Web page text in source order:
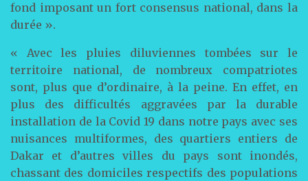
fond imposant un fort consensus national, dans la
durée ».
« Avec les pluies diluviennes tombées sur le
territoire national, de nombreux compatriotes
sont, plus que d’ordinaire, à la peine. En effet, en
plus des difficultés aggravées par la durable
installation de la Covid 19 dans notre pays avec ses
nuisances multiformes, des quartiers entiers de
Dakar et d’autres villes du pays sont inondés,
chassant des domiciles respectifs des populations